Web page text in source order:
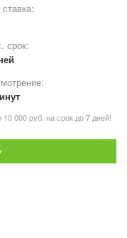
срок:
000 руб. на срок до 7 дней!